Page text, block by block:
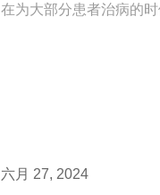
在为大部分患者治病的
六月 27, 2024